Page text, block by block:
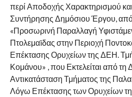
περί Αποδοχής Χαρακτηρισμού
Συντήρησης Δημόσιου Έργου,
«Προσωρινή Παραλλαγή
Πτολεμαïδας στην Περιοχή
Επέκτασης Ορυχείων της ΔΕΗ.
Κομάνου» , που Εκτελείται από τη
Αντικατάσταση Τμήματος της
Λόγω Επέκτασης των Ορυχείων